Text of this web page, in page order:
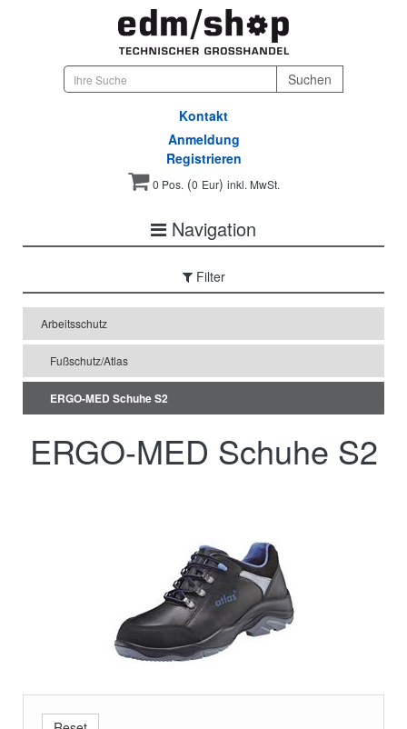
Kontakt
Anmeldung
Registrieren
0 Pos.(0 Eur) inkl. MwSt.
Navigation
Filter
Arbeitsschutz
Fußschutz/Atlas
ERGO-MED Schuhe S2
ERGO-MED Schuhe S2